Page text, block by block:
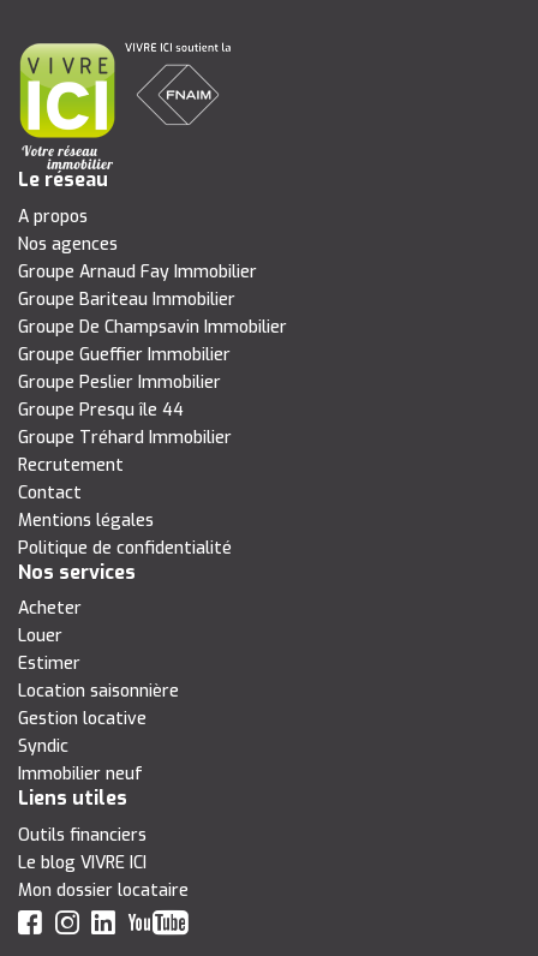
Le réseau
A propos
Nos agences
Groupe Arnaud Fay Immobilier
Groupe Bariteau Immobilier
Groupe De Champsavin Immobilier
Groupe Gueffier Immobilier
Groupe Peslier Immobilier
Groupe Presqu île 44
Groupe Tréhard Immobilier
Recrutement
Contact
Mentions légales
Politique de confidentialité
Nos services
Acheter
Louer
Estimer
Location saisonnière
Gestion locative
Syndic
Immobilier neuf
Liens utiles
Outils financiers
Le blog VIVRE ICI
Mon dossier locataire